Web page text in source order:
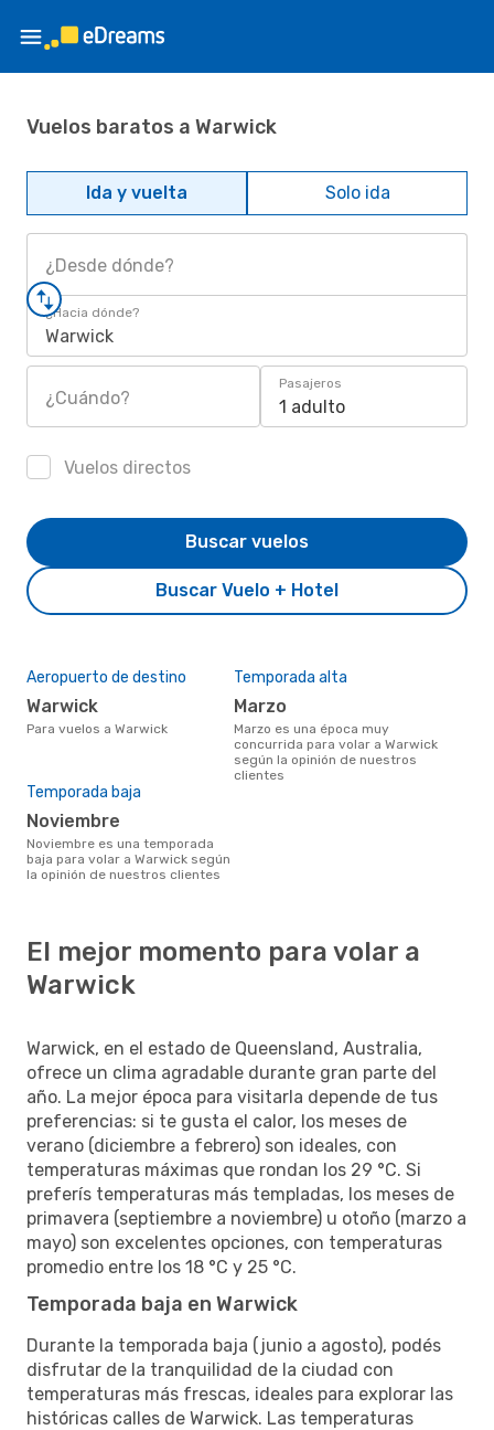
Vuelos baratos a Warwick
Ida y vuelta Solo ida
¿Desde dónde?
¿Hacia dónde?
Warwick
¿Cuándo?
Pasajeros
1 adulto
Vuelos directos
Buscar Vuelo + Hotel
Buscar vuelos
Aeropuerto de destino
Warwick
Para vuelos a Warwick
Temporada alta
marzo
marzo es una época muy
concurrida para volar a Warwick
según la opinión de nuestros
clientes
Temporada baja
noviembre
noviembre es una temporada
baja para volar a Warwick según
la opinión de nuestros clientes
El mejor momento para volar a
Warwick
Warwick, en el estado de Queensland, Australia,
ofrece un clima agradable durante gran parte del
año. La mejor época para visitarla depende de tus
preferencias: si te gusta el calor, los meses de
verano (diciembre a febrero) son ideales, con
temperaturas máximas que rondan los 29 °C. Si
preferís temperaturas más templadas, los meses de
primavera (septiembre a noviembre) u otoño (marzo a
mayo) son excelentes opciones, con temperaturas
promedio entre los 18 °C y 25 °C.
Temporada baja en Warwick
Durante la temporada baja (junio a agosto), podés
disfrutar de la tranquilidad de la ciudad con
temperaturas más frescas, ideales para explorar las
históricas calles de Warwick. Las temperaturas